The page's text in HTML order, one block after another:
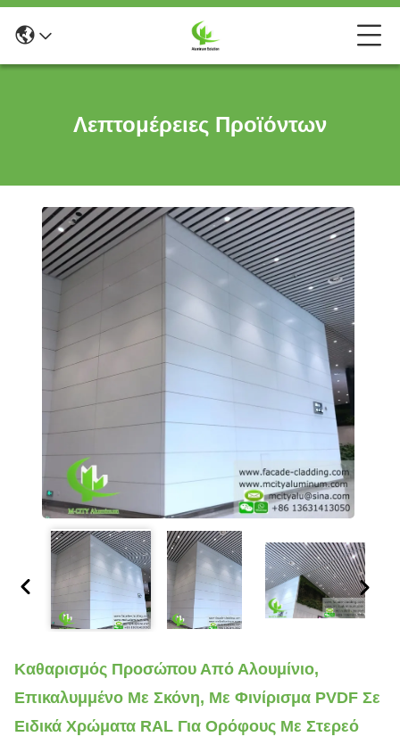
Λεπτομέρειες Προϊόντων
Καθαρισμός Προσώπου Από Αλουμίνιο,
Επικαλυμμένο Με Σκόνη, Με Φινίρισμα PVDF Σε
Ειδικά Χρώματα RAL Για Ορόφους Με Στερεό